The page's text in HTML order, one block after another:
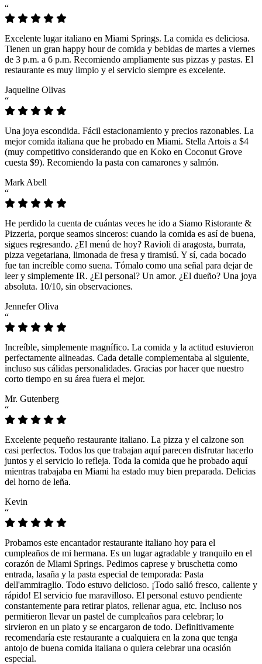
“
Excelente lugar italiano en Miami Springs. La comida es deliciosa.
Tienen un gran happy hour de comida y bebidas de martes a viernes
de 3 p.m. a 6 p.m. Recomiendo ampliamente sus pizzas y pastas. El
restaurante es muy limpio y el servicio siempre es excelente.
Jaqueline Olivas
“
Una joya escondida. Fácil estacionamiento y precios razonables. La
mejor comida italiana que he probado en Miami. Stella Artois a $4
(muy competitivo considerando que en Koko en Coconut Grove
cuesta $9). Recomiendo la pasta con camarones y salmón.
Mark Abell
“
He perdido la cuenta de cuántas veces he ido a Siamo Ristorante &
Pizzeria, porque seamos sinceros: cuando la comida es así de buena,
sigues regresando. ¿El menú de hoy? Ravioli di aragosta, burrata,
pizza vegetariana, limonada de fresa y tiramisú. Y sí, cada bocado
fue tan increíble como suena. Tómalo como una señal para dejar de
leer y simplemente IR. ¿El personal? Un amor. ¿El dueño? Una joya
absoluta. 10/10, sin observaciones.
Jennefer Oliva
“
Increíble, simplemente magnífico. La comida y la actitud estuvieron
perfectamente alineadas. Cada detalle complementaba al siguiente,
incluso sus cálidas personalidades. Gracias por hacer que nuestro
corto tiempo en su área fuera el mejor.
Mr. Gutenberg
“
Excelente pequeño restaurante italiano. La pizza y el calzone son
casi perfectos. Todos los que trabajan aquí parecen disfrutar hacerlo
juntos y el servicio lo refleja. Toda la comida que he probado aquí
mientras trabajaba en Miami ha estado muy bien preparada. Delicias
del horno de leña.
Kevin
“
Probamos este encantador restaurante italiano hoy para el
cumpleaños de mi hermana. Es un lugar agradable y tranquilo en el
corazón de Miami Springs. Pedimos caprese y bruschetta como
entrada, lasaña y la pasta especial de temporada: Pasta
dell'ammiraglio. Todo estuvo delicioso. ¡Todo salió fresco, caliente y
rápido! El servicio fue maravilloso. El personal estuvo pendiente
constantemente para retirar platos, rellenar agua, etc. Incluso nos
permitieron llevar un pastel de cumpleaños para celebrar; lo
sirvieron en un plato y se encargaron de todo. Definitivamente
recomendaría este restaurante a cualquiera en la zona que tenga
antojo de buena comida italiana o quiera celebrar una ocasión
especial.